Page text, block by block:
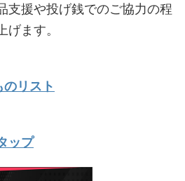
支援や投げ銭でのご協力の程
げます。
リスト
ップ